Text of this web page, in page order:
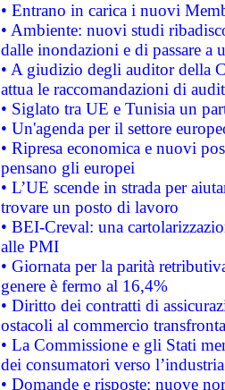
• Entrano in carica i nuovi
• Ambiente: nuovi studi
dalle inondazioni e di passare a
• A giudizio degli auditor della
attua le raccomandazioni di
• Siglato tra UE e Tunisia un
• Un'agenda per il settore
• Ripresa economica e nuovi
pensano gli europei
• L’UE scende in strada per
trovare un posto di lavoro
• BEI-Creval: una
alle PMI
• Giornata per la parità
genere è fermo al 16,4%
• Diritto dei contratti di
ostacoli al commercio
• La Commissione e gli Stati
dei consumatori verso
• Domande e risposte: nuove